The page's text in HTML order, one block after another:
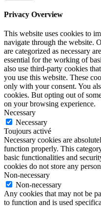
Privacy Overview
This website uses cookies to
navigate through the website.
are categorized as necessary
essential for the working of
also use third-party cookies
you use this website. These
only with your consent. You
cookies. But opting out of
on your browsing experience.
Necessary
Necessary
Toujours activé
Necessary cookies are
function properly. This
basic functionalities and
cookies do not store any
Non-necessary
Non-necessary
Any cookies that may not be
to function and is used